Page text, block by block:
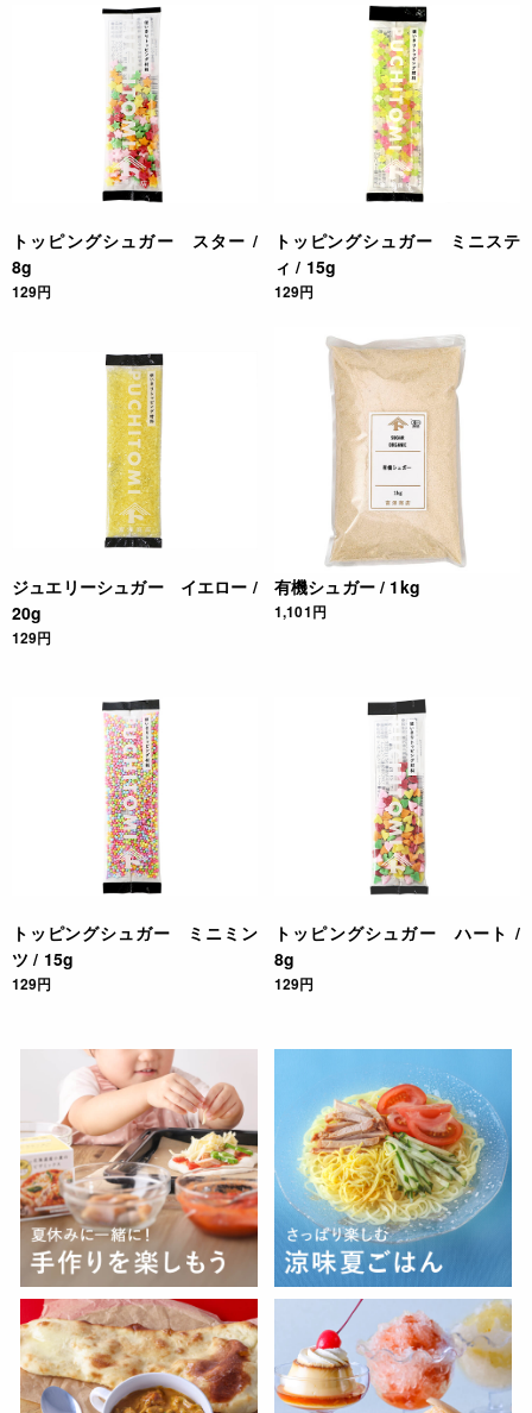
トッピングシュガー スター /
8g
129円
トッピングシュガー ミニステ
ィ / 15g
129円
ジュエリーシュガー イエロー /
20g
129円
有機シュガー / 1kg
1,101円
トッピングシュガー ミニミン
ツ / 15g
129円
トッピングシュガー ハート /
8g
129円